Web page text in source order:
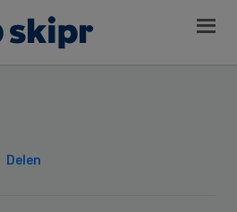
Delen